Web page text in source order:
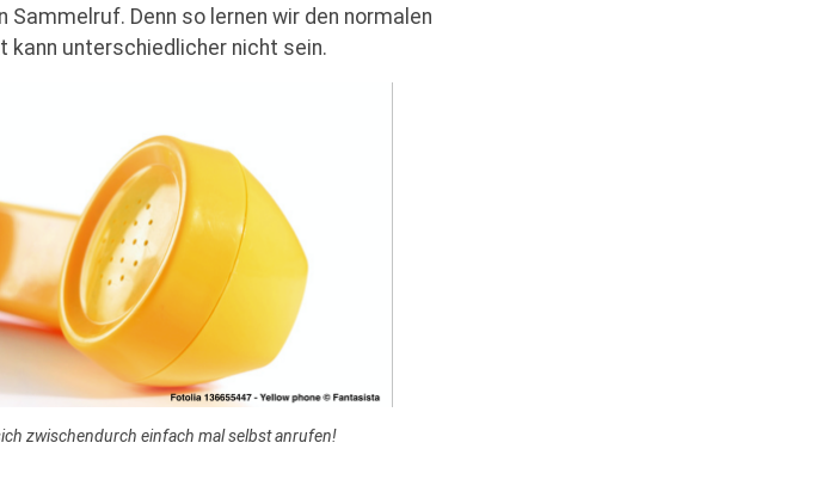
Sammelruf. Denn so lernen wir den normalen
kann unterschiedlicher nicht sein.
zwischendurch einfach mal selbst anrufen!